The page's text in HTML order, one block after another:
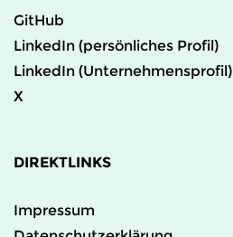
GitHub
LinkedIn (persönliches Profil)
LinkedIn (Unternehmensprofil)
X
DIREKTLINKS
Impressum